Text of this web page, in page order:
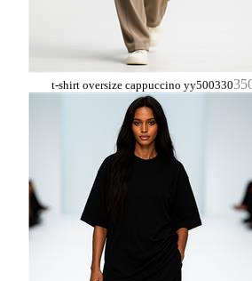
t-shirt oversize cappuccino yy500330